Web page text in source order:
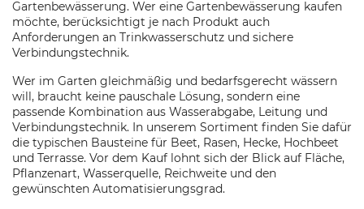
Gartenbewässerung. Wer eine Gartenbewässerung kaufen
möchte, berücksichtigt je nach Produkt auch
Anforderungen an Trinkwasserschutz und sichere
Verbindungstechnik.
Wer im Garten gleichmäßig und bedarfsgerecht wässern
will, braucht keine pauschale Lösung, sondern eine
passende Kombination aus Wasserabgabe, Leitung und
Verbindungstechnik. In unserem Sortiment finden Sie dafür
die typischen Bausteine für Beet, Rasen, Hecke, Hochbeet
und Terrasse. Vor dem Kauf lohnt sich der Blick auf Fläche,
Pflanzenart, Wasserquelle, Reichweite und den
gewünschten Automatisierungsgrad.